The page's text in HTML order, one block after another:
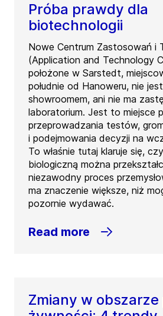
Próba prawdy dla
biotechnologii
Nowe Centrum Zastosowań i
(Application and Technology
położone w Sarstedt,
południe od Hanoweru, nie
showroomem, ani nie ma
laboratorium. Jest to miejsce
przeprowadzania testów,
i podejmowania decyzji na
To właśnie tutaj klaruje się,
biologiczną można
niezawodny proces
ma znaczenie większe, niż
pozornie wydawać.
Read more
Zmiany w